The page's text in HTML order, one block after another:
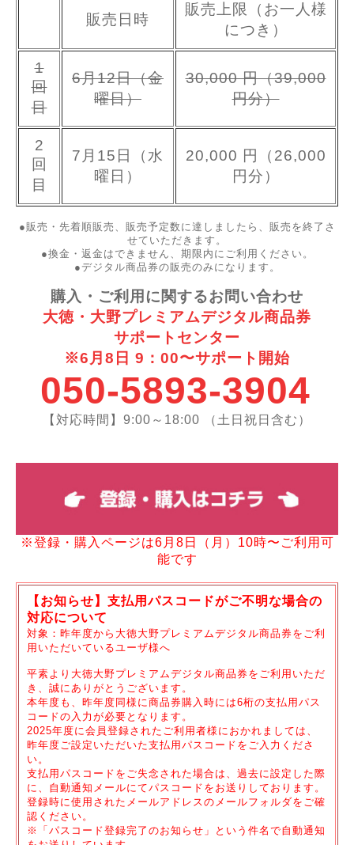
販売日時
販売上限（お一人様
につき）
1
回
目
6月12日（金
曜日）
30,000 円（39,000
円分）
2
回
目
7月15日（水
曜日）
20,000 円（26,000
円分）
●販売・先着順販売、販売予定数に達しましたら、販売を終了さ
せていただきます。
●換金・返金はできません、期限内にご利用ください。
●デジタル商品券の販売のみになります。
購入・ご利用に関するお問い合わせ
大徳・大野プレミアムデジタル商品券
サポートセンター
※6月8 日 9：00〜サポート開始
050-5893-3904
【対応時間】9:00～18:00 （土日祝日含む）
※登録・購入ページは6月8 日（月）10時〜ご利用可
能です
【お知らせ】支払用パスコードがご不明な場合の
対応について
対象：昨年度から大徳大野プレミアムデジタル商品券をご利
用いただいているユーザ様へ
平素より大徳大野プレミアムデジタル商品券をご利用いただ
き、誠にありがとうございます。
本年度も、昨年度同様に商品券購入時には6桁の支払用パス
コードの入力が必要となります。
2025年度に会員登録されたご利用者様におかれましては、
昨年度ご設定いただいた支払用パスコードをご入力くださ
い。
支払用パスコードをご失念された場合は、過去に設定した際
に、自動通知メールにてパスコードをお送りしております。
登録時に使用されたメールアドレスのメールフォルダをご確
認ください。
※「パスコード登録完了のお知らせ」という件名で自動通知